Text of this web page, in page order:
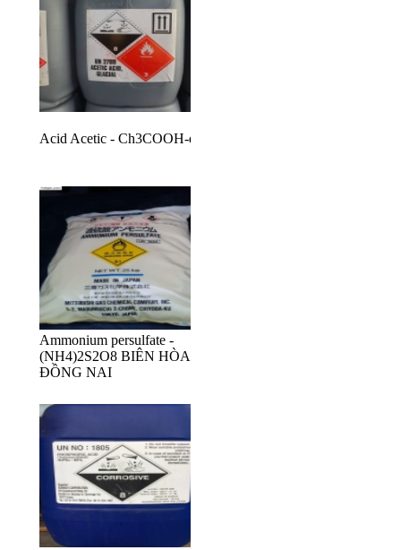
Acid Acetic - Ch3COOH-dấm
Ammonium persulfate -
(NH4)2S2O8 BIÊN HÒA
ĐỒNG NAI